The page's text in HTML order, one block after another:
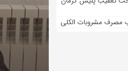
مصرف مشروبات الکلی